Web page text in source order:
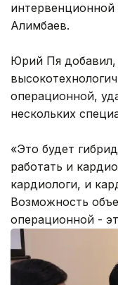
Алимбаев.
Юрий Пя добавил,
операционной,
нескольких
«Это будет
работать и
кардиологи, и
Возможность
операционной -